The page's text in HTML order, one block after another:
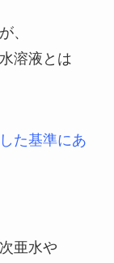
、
溶液とは
た基準にあ
亜水や